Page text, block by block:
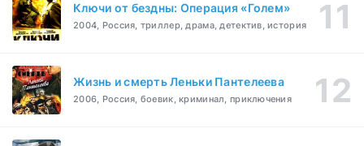
Ключи от бездны: Операция «Голем»
2004, Россия, триллер, драма, детектив, история
Жизнь и смерть Леньки Пантелеева
2006, Россия, боевик, криминал, приключения